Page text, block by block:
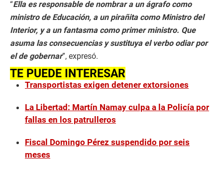
“Ella es responsable de nombrar a un ágrafo como
ministro de Educación, a un pirañita como Ministro del
Interior, y a un fantasma como primer ministro. Que
asuma las consecuencias y sustituya el verbo odiar por
el de gobernar”, expresó.
TE PUEDE INTERESAR
Transportistas exigen detener extorsiones
La Libertad: Martín Namay culpa a la Policía por
fallas en los patrulleros
Fiscal Domingo Pérez suspendido por seis
meses